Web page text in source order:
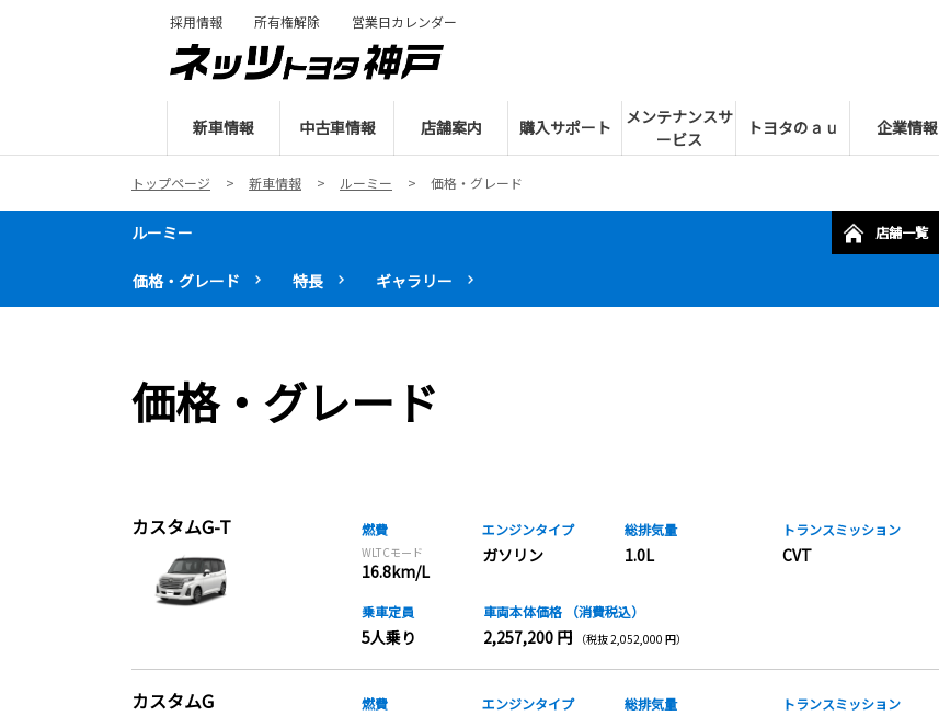
新車情報 中古車情報 店舗案内 購入サポート
メンテナンスサ
ービス
トヨタのａｕ 企業情報
採用情報 所有権解除 営業日カレンダー
トップページ 新車情報 ルーミー 価格・グレード
ルーミー 店舗一覧
価格・グレード 特長 ギャラリー
価格・グレード
カスタムG-T 燃費
WLTCモード
16.8km/L
エンジンタイプ
ガソリン
総排気量
1.0L
トランスミッション
CVT
乗車定員
5人乗り
車両本体価格 （消費税込）
2,257,200 円 （税抜 2,052,000 円）
カスタムG 燃費 エンジンタイプ 総排気量 トランスミッション